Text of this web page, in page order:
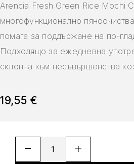
Arencia Fresh Green Rice Mochi
многофункционално
помага за поддържане на по-
Подходящо за ежедневна
склонна към несъвършенства
19,55 €